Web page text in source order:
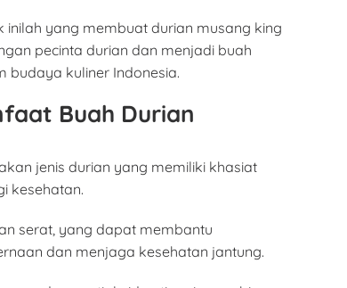
inilah yang membuat durian musang king
pecinta durian dan menjadi buah
budaya kuliner Indonesia.
Buah Durian
jenis durian yang memiliki khasiat
kesehatan.
serat, yang dapat membantu
dan menjaga kesehatan jantung.